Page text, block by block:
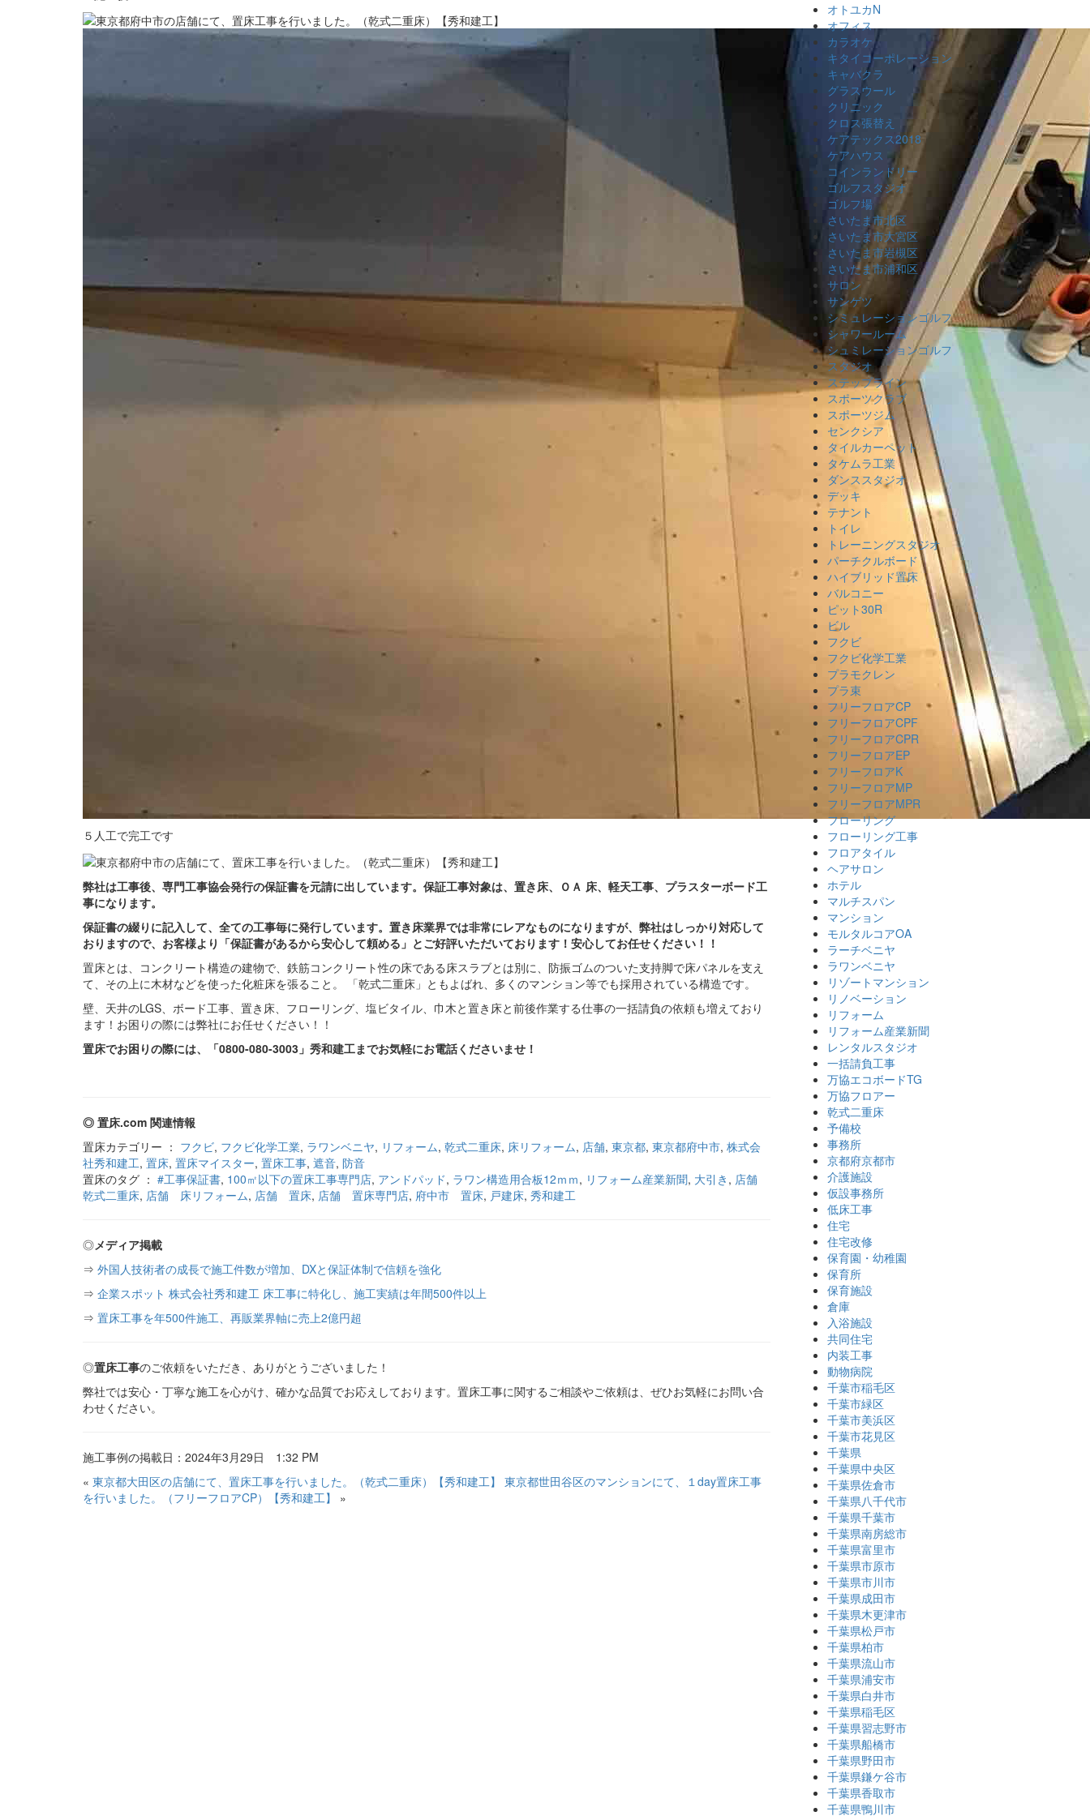
５人工で完工です
弊社は工事後、専門工事協会発行の保証書を元請に出しています。保証工事対象は、置き床、ＯＡ 床、軽天工事、プラスターボード工
事になります。
保証書の綴りに記入して、全ての工事毎に発行しています。置き床業界では非常にレアなものになりますが、弊社はしっかり対応して
おりますので、お客様より「保証書があるから安心して頼める」とご好評いただいております！安心してお任せください！！
置床とは、コンクリート構造の建物で、鉄筋コンクリート性の床である床スラブとは別に、防振ゴムのついた支持脚で床パネルを支え
て、その上に木材などを使った化粧床を張ること。 「乾式二重床」ともよばれ、多くのマンション等でも採用されている構造です。
壁、天井のLGS、ボード工事、置き床、フローリング、塩ビタイル、巾木と置き床と前後作業する仕事の一括請負の依頼も増えており
ます！お困りの際には弊社にお任せください！！
置床でお困りの際には、「0800-080-3003」秀和建工までお気軽にお電話くださいませ！
◎ 置床.com 関連情報
置床カテゴリー ： フクビ, フクビ化学工業, ラワンベニヤ, リフォーム, 乾式二重床, 床リフォーム, 店舗, 東京都, 東京都府中市, 株式会
社秀和建工, 置床, 置床マイスター, 置床工事, 遮音, 防音
置床のタグ ： #工事保証書, 100㎡以下の置床工事専門店, アンドパッド, ラワン構造用合板12ｍｍ, リフォーム産業新聞, 大引き , 店舗
乾式二重床, 店舗 床リフォーム, 店舗 置床, 店舗 置床専門店, 府中市 置床, 戸建床, 秀和建工
◎メディア掲載
⇒ 外国人技術者の成長で施工件数が増加、DXと保証体制で信頼を強化
⇒ 企業スポット 株式会社秀和建工 床工事に特化し、施工実績は年間500件以上
⇒ 置床工事を年500件施工、再販業界軸に売上2億円超
◎置床工事のご依頼をいただき、ありがとうございました！
弊社では安心・丁寧な施工を心がけ、確かな品質でお応えしております。置床工事に関するご相談やご依頼は、ぜひお気軽にお問い合
わせください。
施工事例の掲載日：2024年3月29日 1:32 PM
« 東京都大田区の店舗にて、置床工事を行いました。（乾式二重床）【秀和建工】 東京都世田谷区のマンションにて、１day置床工事
を行いました。（フリーフロアCP）【秀和建工】
»
オトユカN
オフィス
カラオケ
キタイコーポレーション
キャバクラ
グラスウール
クリニック
クロス張替え
ケアテックス2018
ケアハウス
コインランドリー
ゴルフスタジオ
ゴルフ場
さいたま市北区
さいたま市大宮区
さいたま市岩槻区
さいたま市浦和区
サロン
サンゲツ
シミュレーションゴルフ
シャワールーム
シュミレーションゴルフ
スタジオ
ステップライン
スポーツクラブ
スポーツジム
センクシア
タイルカーペット
タケムラ工業
ダンススタジオ
デッキ
テナント
トイレ
トレーニングスタジオ
パーチクルボード
ハイブリッド置床
バルコニー
ピット30R
ビル
フクビ
フクビ化学工業
プラモクレン
プラ束
フリーフロアCP
フリーフロアCPF
フリーフロアCPR
フリーフロアEP
フリーフロアK
フリーフロアMP
フリーフロアMPR
フローリング
フローリング工事
フロアタイル
ヘアサロン
ホテル
マルチスパン
マンション
モルタルコアOA
ラーチベニヤ
ラワンベニヤ
リゾートマンション
リノベーション
リフォーム
リフォーム産業新聞
レンタルスタジオ
一括請負工事
万協エコボードTG
万協フロアー
乾式二重床
予備校
事務所
京都府京都市
介護施設
仮設事務所
低床工事
住宅
住宅改修
保育園・幼稚園
保育所
保育施設
倉庫
入浴施設
共同住宅
内装工事
動物病院
千葉市稲毛区
千葉市緑区
千葉市美浜区
千葉市花見区
千葉県
千葉県中央区
千葉県佐倉市
千葉県八千代市
千葉県千葉市
千葉県南房総市
千葉県富里市
千葉県市原市
千葉県市川市
千葉県成田市
千葉県木更津市
千葉県松戸市
千葉県柏市
千葉県流山市
千葉県浦安市
千葉県白井市
千葉県稲毛区
千葉県習志野市
千葉県船橋市
千葉県野田市
千葉県鎌ケ谷市
千葉県香取市
千葉県鴨川市